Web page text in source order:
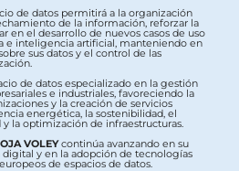
de datos permitirá a la organización
de la información, reforzar la
en el desarrollo de nuevos casos de uso
e inteligencia artificial, manteniendo en
sus datos y el control de las
de datos especializado en la gestión
e industriales, favoreciendo la
y la creación de servicios
energética, la sostenibilidad, el
la optimización de infraestructuras.
VOLEYcontinúa avanzando en su
y en la adopción de tecnologías
de espacios de datos.